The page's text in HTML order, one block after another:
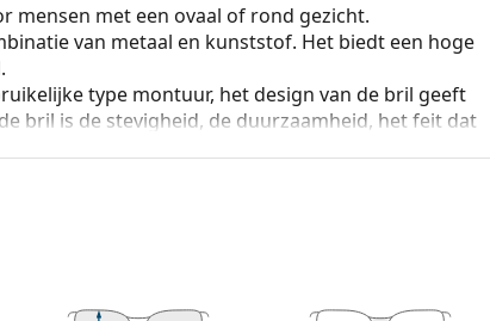
mensen met een ovaal of rond gezicht.
van metaal en kunststof. Het biedt een hoge
type montuur, het design van de bril geeft
bril is de stevigheid, de duurzaamheid, het feit dat
van de koker en het ontwerp kunnen variëren.
en verzorgen van zonnebrillen. Sommige
plaats van een doekje.